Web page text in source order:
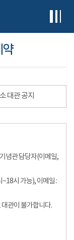
약
대관 공지
념관 담당자(이메일,
시 가능), 이메일 :
관이 불가합니다.